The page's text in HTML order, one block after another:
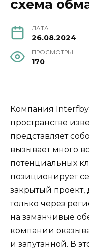
схема
ДАТА
26.08.2024
ПРОСМОТРЫ
170
Компания
пространстве
представляет
вызывает много
потенциальных
позиционирует
закрытый проект,
только через
на заманчивые
компании
и запутанной. В